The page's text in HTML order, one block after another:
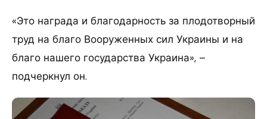
«Это награда и благодарность за плодотворный
труд на благо Вооруженных сил Украины и на
благо нашего государства Украина», –
подчеркнул он.